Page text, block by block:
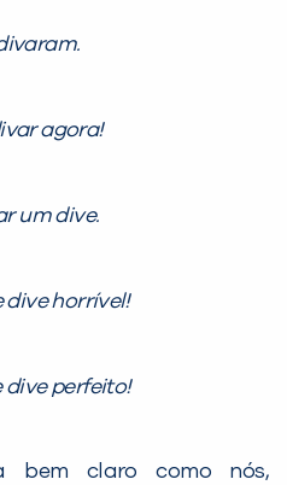
agora!
um dive.
dive horrível!
dive perfeito!
bem claro como nós,